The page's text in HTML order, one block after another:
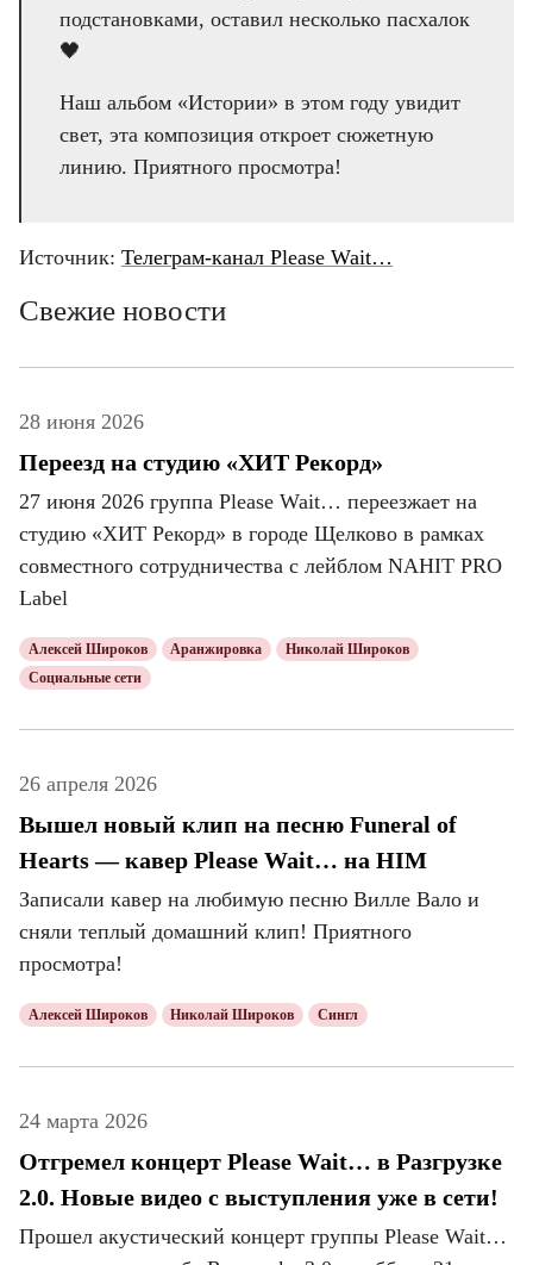
подстановками, оставил несколько пасхалок
🖤
Наш альбом «Истории» в этом году увидит
свет, эта композиция откроет сюжетную
линию. Приятного просмотра!
Источник: Телеграм-канал Please Wait…
Свежие новости
28 июня 2026
Переезд на студию «ХИТ Рекорд»
27 июня 2026 группа Please Wait… переезжает на
студию «ХИТ Рекорд» в городе Щелково в рамках
совместного сотрудничества с лейблом NAHIT PRO
Label
Алексей Широков Аранжировка
Николай Широков
Социальные сети
26 апреля 2026
Вышел новый клип на песню Funeral of
Hearts — кавер Please Wait… на HIM
Записали кавер на любимую песню Вилле Вало и
сняли теплый домашний клип! Приятного
просмотра!
Алексей Широков Николай Широков Сингл
24 марта 2026
Отгремел концерт Please Wait… в Разгрузке
2.0. Новые видео с выступления уже в сети!
Прошел акустический концерт группы Please Wait…